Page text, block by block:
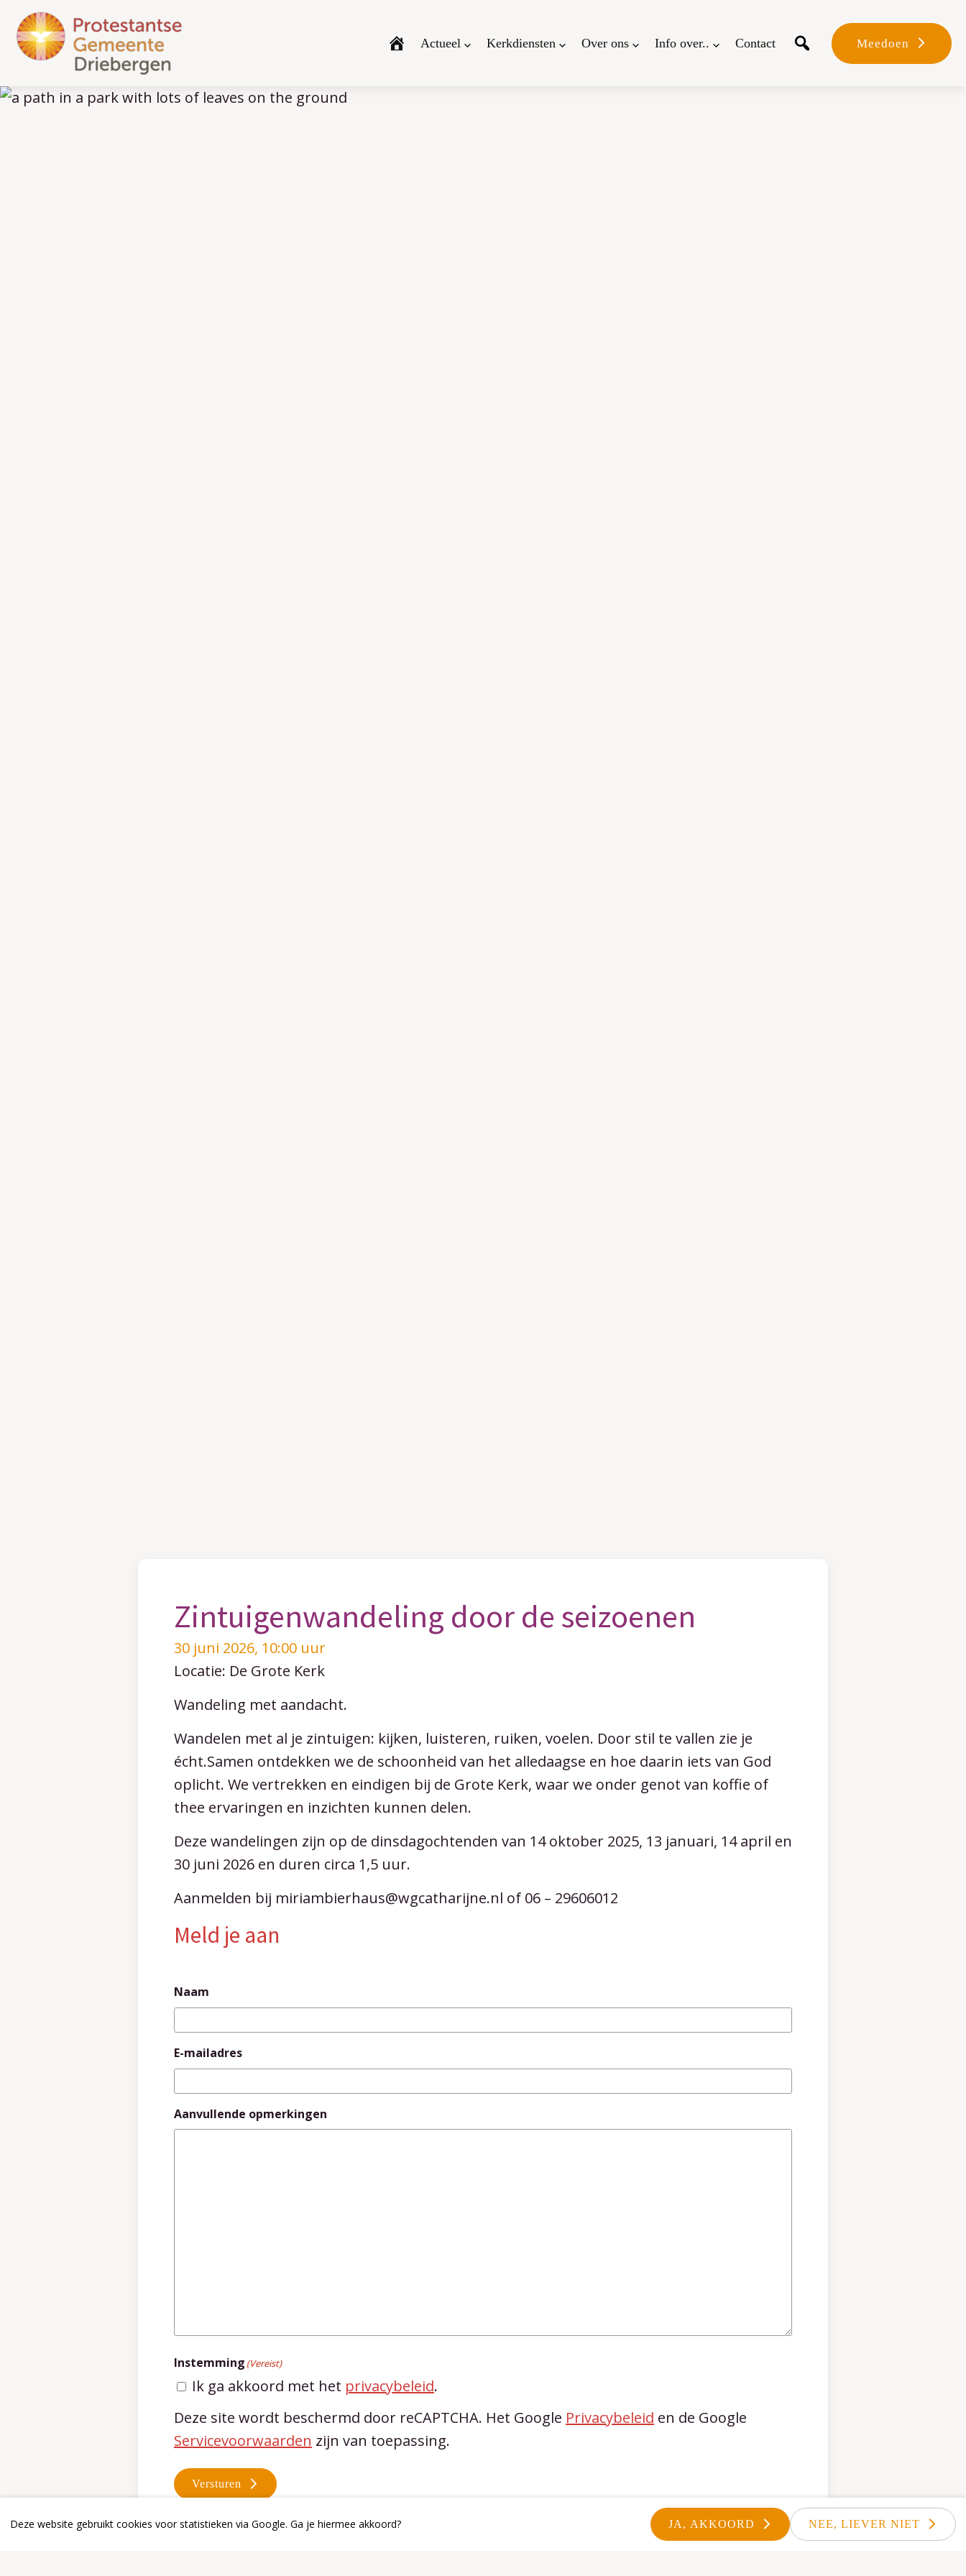
Actueel Kerkdiensten Over ons Info over.. Contact Meedoen
Zintuigenwandeling door de seizoenen
30 juni 2026, 10:00 uur
Locatie: De Grote Kerk
Wandeling met aandacht.
Wandelen met al je zintuigen: kijken, luisteren, ruiken, voelen. Door stil te vallen zie je
écht.Samen ontdekken we de schoonheid van het alledaagse en hoe daarin iets van God
oplicht. We vertrekken en eindigen bij de Grote Kerk, waar we onder genot van koffie of
thee ervaringen en inzichten kunnen delen.
Deze wandelingen zijn op de dinsdagochtenden van 14 oktober 2025, 13 januari, 14 april en
30 juni 2026 en duren circa 1,5 uur.
Aanmelden bij miriambierhaus@wgcatharijne.nl of 06 – 29606012
Meld je aan
Naam
E-mailadres
Aanvullende opmerkingen
Instemming (Vereist)
Ik ga akkoord met het privacybeleid.
Deze site wordt beschermd door reCAPTCHA. Het Google Privacybeleid en de Google
Servicevoorwaarden zijn van toepassing.
Versturen
Deze website gebruikt cookies voor statistieken via Google. Ga je hiermee akkoord? JA, AKKOORD NEE, LIEVER NIET